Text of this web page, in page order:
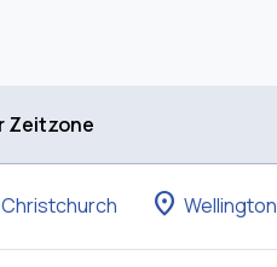
Zeitzone
Christchurch location_on Wellington